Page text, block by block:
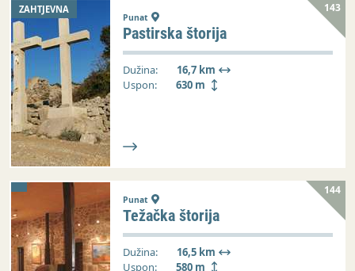
ZAHTJEVNA 143
Punat
Pastirska štorija
Dužina:
16,7 km
Uspon:
630 m
144
Punat
Težačka štorija
Dužina:
16,5 km
Uspon:
580 m